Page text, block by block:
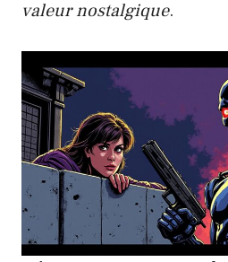
valeur nostalgique.